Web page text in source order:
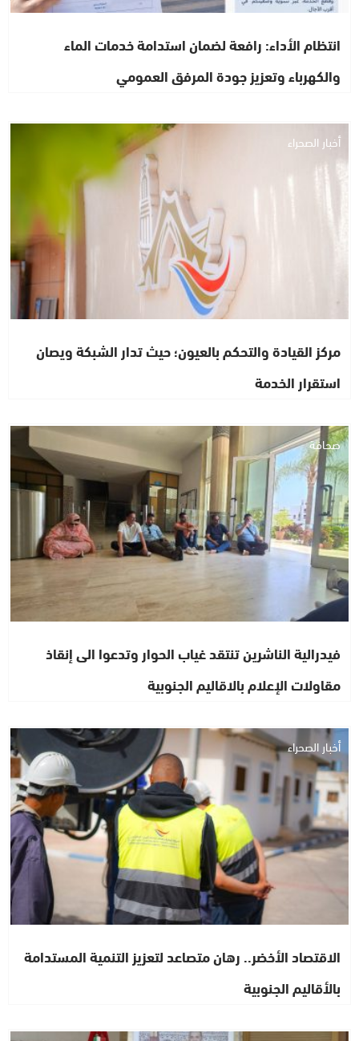
انتظام الأداء: رافعة لضمان استدامة خدمات الماء
والكهرباء وتعزيز جودة المرفق العمومي
أخبار الصحراء
مركز القيادة والتحكم بالعيون؛ حيث تدار الشبكة ويصان
استقرار الخدمة
صحافة
فيدرالية الناشرين تنتقد غياب الحوار وتدعوا الى إنقاذ
مقاولات الإعلام بالاقاليم الجنوبية
أخبار الصحراء
الاقتصاد الأخضر.. رهان متصاعد لتعزيز التنمية المستدامة
بالأقاليم الجنوبية